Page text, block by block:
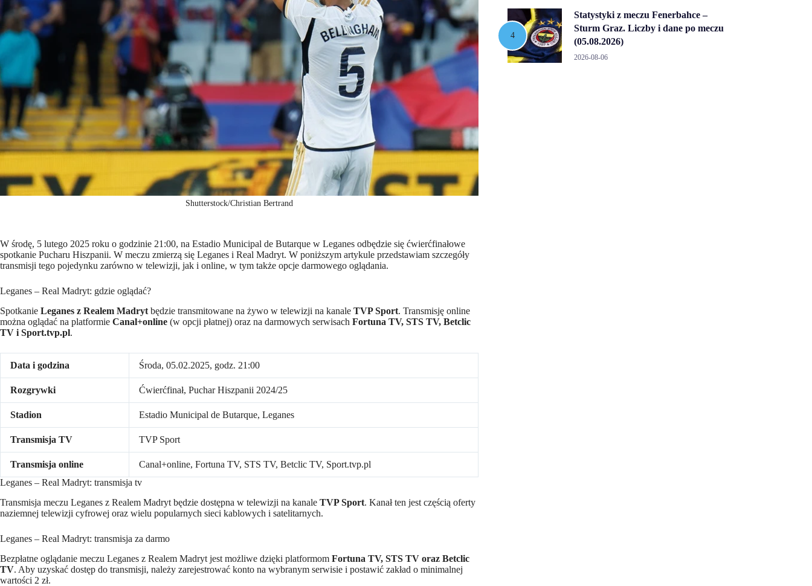
Shutterstock/Christian Bertrand
W środę, 5 lutego 2025 roku o godzinie 21:00, na Estadio Municipal de Butarque w Leganes odbędzie się ćwierćfinałowe
spotkanie Pucharu Hiszpanii. W meczu zmierzą się Leganes i Real Madryt. W poniższym artykule przedstawiam szczegóły
transmisji tego pojedynku zarówno w telewizji, jak i online, w tym także opcje darmowego oglądania.
Leganes – Real Madryt: gdzie oglądać?
Spotkanie Leganes z Realem Madryt będzie transmitowane na żywo w telewizji na kanale TVP Sport. Transmisję online
można oglądać na platformie Canal+online (w opcji płatnej) oraz na darmowych serwisach Fortuna TV, STS TV, Betclic
TV i Sport.tvp.pl.
Data i godzina Środa, 05.02.2025, godz. 21:00
Rozgrywki Ćwierćfinał, Puchar Hiszpanii 2024/25
Stadion Estadio Municipal de Butarque, Leganes
Transmisja TV TVP Sport
Transmisja online
Canal+online, Fortuna TV, STS TV, Betclic TV, Sport.tvp.pl
Leganes – Real Madryt: transmisja tv
Transmisja meczu Leganes z Realem Madryt będzie dostępna w telewizji na kanale TVP Sport. Kanał ten jest częścią oferty
naziemnej telewizji cyfrowej oraz wielu popularnych sieci kablowych i satelitarnych.
Leganes – Real Madryt: transmisja za darmo
Bezpłatne oglądanie meczu Leganes z Realem Madryt jest możliwe dzięki platformom Fortuna TV, STS TV oraz Betclic
TV. Aby uzyskać dostęp do transmisji, należy zarejestrować konto na wybranym serwisie i postawić zakład o minimalnej
wartości 2 zł.
Statystyki z meczu Fenerbahce –
Sturm Graz. Liczby i dane po meczu
(05.08.2026)
2026-08-06